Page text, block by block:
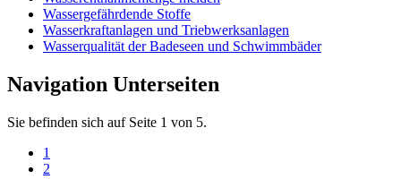
Wassergefährdende Stoffe
Wasserkraftanlagen und Triebwerksanlagen
Wasserqualität der Badeseen und Schwimmbäder
Navigation Unterseiten
Sie befinden sich auf Seite 1 von 5.
1
2